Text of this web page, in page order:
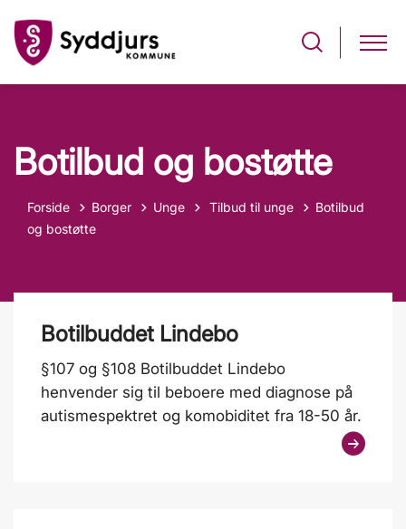
Botilbud og bostøtte
Forside Borger Unge Tilbage til
Tilbud til unge
Botilbud
og bostøtte
Botilbuddet Lindebo
§107 og §108 Botilbuddet Lindebo
henvender sig til beboere med diagnose på
autismespektret og komobiditet fra 18-50 år.